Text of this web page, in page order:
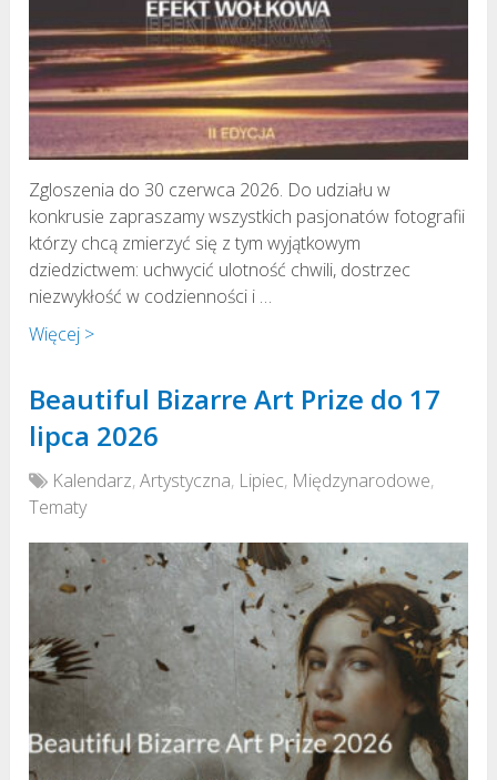
Zgloszenia do 30 czerwca 2026. Do udziału w
konkrusie zapraszamy wszystkich pasjonatów fotografii
którzy chcą zmierzyć się z tym wyjątkowym
dziedzictwem: uchwycić ulotność chwili, dostrzec
niezwykłość w codzienności i …
Więcej >
Beautiful Bizarre Art Prize do 17
lipca 2026
Kalendarz,Artystyczna, Lipiec, Międzynarodowe,
Tematy